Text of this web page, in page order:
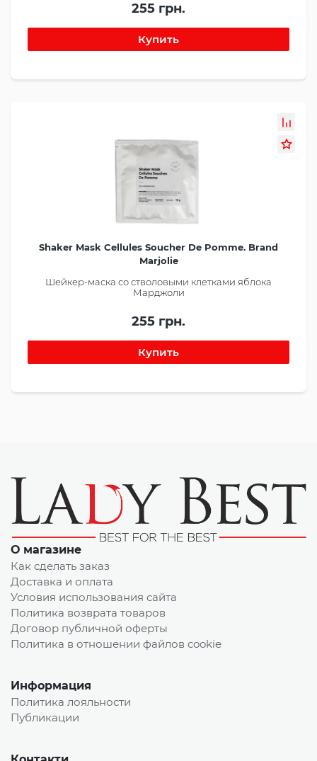
255 грн.
Shaker Mask Cellules Soucher De Pomme. Brand
Marjolie
Шейкер-маска со стволовыми клетками яблока
Марджоли
255 грн.
О магазине
Как сделать заказ
Доставка и оплата
Условия использования сайта
Политика возврата товаров
Договор публичной оферты
Политика в отношении файлов cookie
Информация
Политика лояльности
Публикации